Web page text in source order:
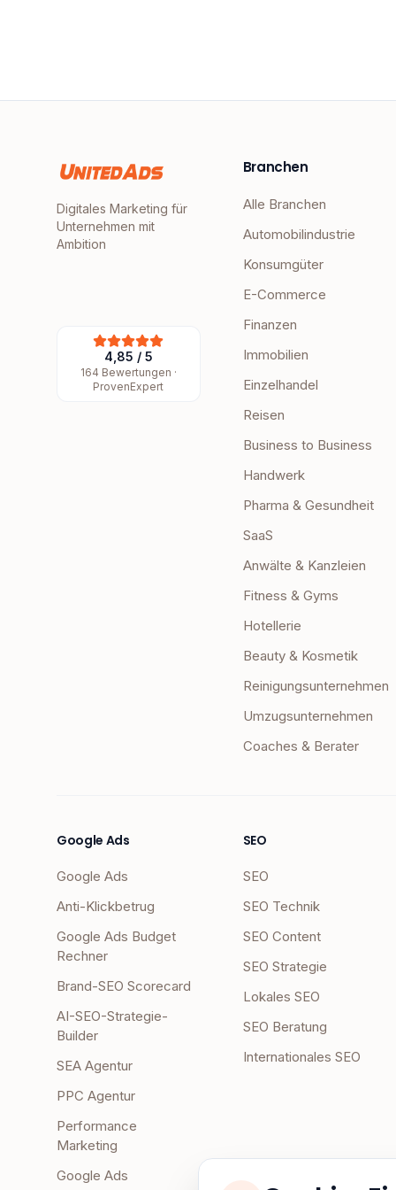
Digitales Marketing für
Unternehmen mit
Ambition
4,85 / 5
164 Bewertungen ·
ProvenExpert
Branchen
Alle Branchen
Automobilindustrie
Konsumgüter
E-Commerce
Finanzen
Immobilien
Einzelhandel
Reisen
Business to Business
Handwerk
Pharma & Gesundheit
SaaS
Anwälte & Kanzleien
Fitness & Gyms
Hotellerie
Beauty & Kosmetik
Reinigungsunternehmen
Umzugsunternehmen
Coaches & Berater
Google Ads
Google Ads
Anti-Klickbetrug
Google Ads Budget
Rechner
Brand-SEO Scorecard
AI-SEO-Strategie-
Builder
SEA Agentur
PPC Agentur
Performance
Marketing
Google Ads
SEO
SEO
SEO Technik
SEO Content
SEO Strategie
Lokales SEO
SEO Beratung
Internationales SEO